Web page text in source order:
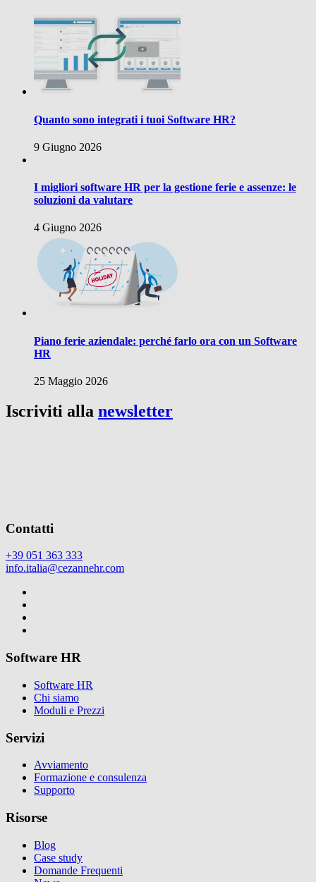
Quanto sono integrati i tuoi Software HR?
9 Giugno 2026
I migliori software HR per la gestione ferie e assenze: le
soluzioni da valutare
4 Giugno 2026
Piano ferie aziendale: perché farlo ora con un Software
HR
25 Maggio 2026
Iscriviti alla newsletter
Contatti
+39 051 363 333
info.italia@cezannehr.com
Software HR
Software HR
Chi siamo
Moduli e Prezzi
Servizi
Avviamento
Formazione e consulenza
Supporto
Risorse
Blog
Case study
Domande Frequenti